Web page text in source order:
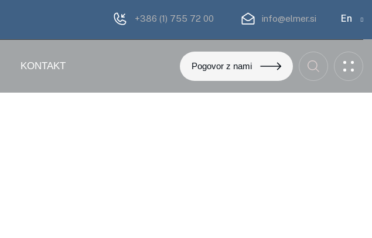
+386 (1) 755 72 00 info@elmer.si En
KONTAKT Pogovor z nami